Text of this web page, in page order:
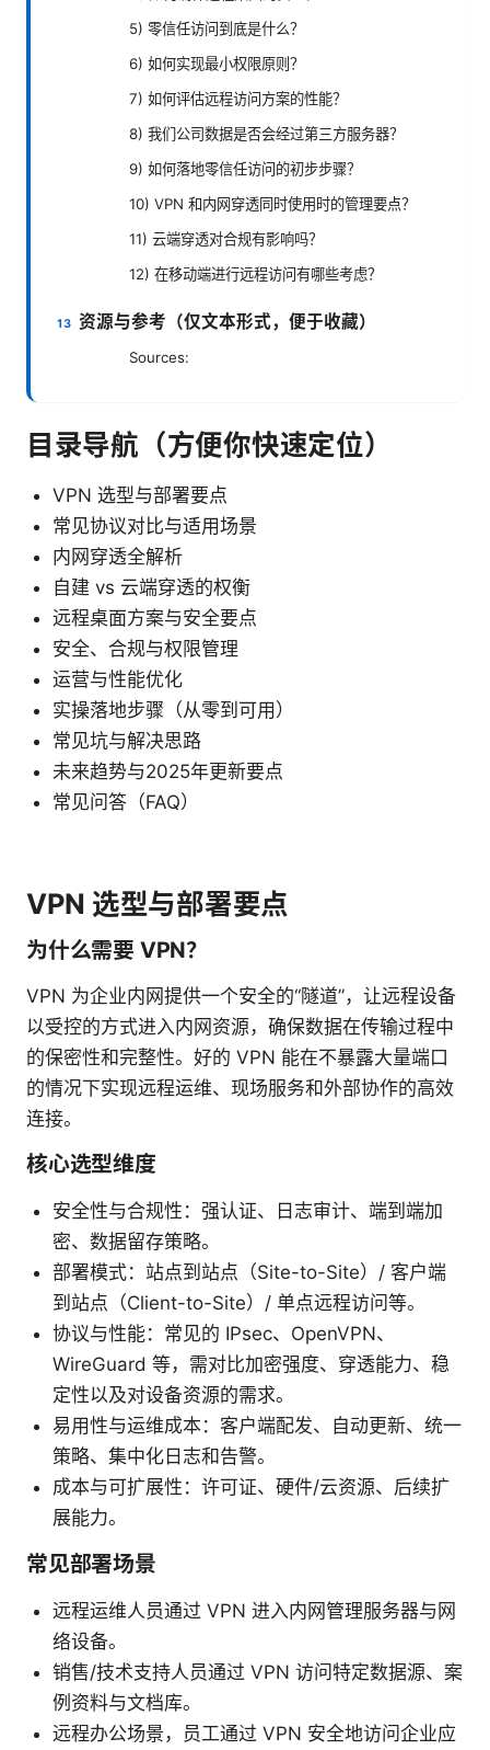
5) 零信任访问到底是什么？
6) 如何实现最小权限原则？
7) 如何评估远程访问方案的性能？
8) 我们公司数据是否会经过第三方服务器？
9) 如何落地零信任访问的初步步骤？
10) VPN 和内网穿透同时使用时的管理要点？
11) 云端穿透对合规有影响吗？
12) 在移动端进行远程访问有哪些考虑？
资源与参考（仅文本形式，便于收藏）
Sources:
目录导航（方便你快速定位）
VPN 选型与部署要点
常见协议对比与适用场景
内网穿透全解析
自建 vs 云端穿透的权衡
远程桌面方案与安全要点
安全、合规与权限管理
运营与性能优化
实操落地步骤（从零到可用）
常见坑与解决思路
未来趋势与2025年更新要点
常见问答（FAQ）
VPN 选型与部署要点
为什么需要 VPN？
VPN 为企业内网提供一个安全的“隧道”，让远程设备
以受控的方式进入内网资源，确保数据在传输过程中
的保密性和完整性。好的 VPN 能在不暴露大量端口
的情况下实现远程运维、现场服务和外部协作的高效
连接。
核心选型维度
安全性与合规性：强认证、日志审计、端到端加
密、数据留存策略。
部署模式：站点到站点（Site-to-Site）/ 客户端
到站点（Client-to-Site）/ 单点远程访问等。
协议与性能：常见的 IPsec、OpenVPN、
WireGuard 等，需对比加密强度、穿透能力、稳
定性以及对设备资源的需求。
易用性与运维成本：客户端配发、自动更新、统一
策略、集中化日志和告警。
成本与可扩展性：许可证、硬件/云资源、后续扩
展能力。
常见部署场景
远程运维人员通过 VPN 进入内网管理服务器与网
络设备。
销售/技术支持人员通过 VPN 访问特定数据源、案
例资料与文档库。
远程办公场景，员工通过 VPN 安全地访问企业应